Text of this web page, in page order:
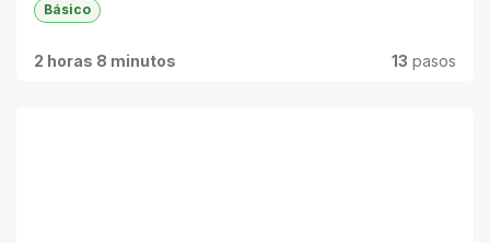
Básico
2 horas 8 minutos 13 pasos